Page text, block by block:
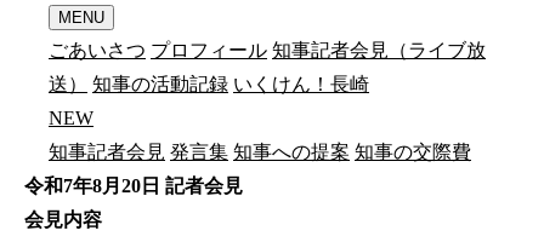
MENU
ごあいさつ プロフィール 知事記者会見（ライブ放
送）
知事の活動記録 いくけん！長崎
NEW
知事記者会見 発言集 知事への提案 知事の交際費
令和7年8月20日 記者会見
会見内容